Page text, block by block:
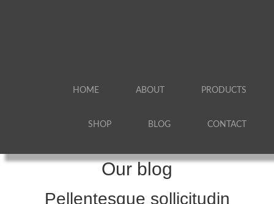
HOME ABOUT PRODUCTS
SHOP BLOG CONTACT
Our blog
Pellentesque sollicitudin